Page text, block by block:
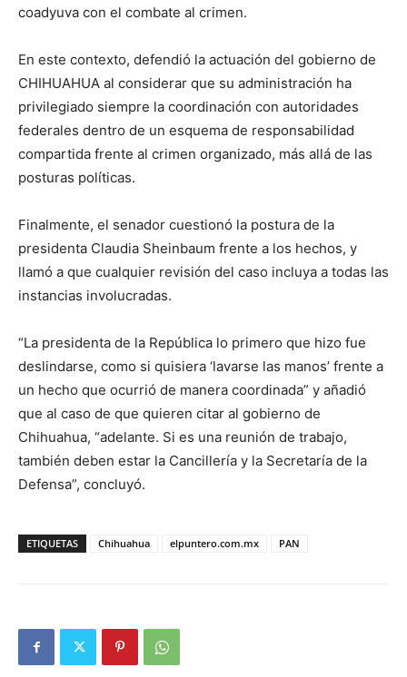
coadyuva con el combate al crimen.
En este contexto, defendió la actuación del gobierno de
CHIHUAHUA al considerar que su administración ha
privilegiado siempre la coordinación con autoridades
federales dentro de un esquema de responsabilidad
compartida frente al crimen organizado, más allá de las
posturas políticas.
Finalmente, el senador cuestionó la postura de la
presidenta Claudia Sheinbaum frente a los hechos, y
llamó a que cualquier revisión del caso incluya a todas las
instancias involucradas.
“La presidenta de la República lo primero que hizo fue
deslindarse, como si quisiera ‘lavarse las manos’ frente a
un hecho que ocurrió de manera coordinada” y añadió
que al caso de que quieren citar al gobierno de
Chihuahua, “adelante. Si es una reunión de trabajo,
también deben estar la Cancillería y la Secretaría de la
Defensa”, concluyó.
ETIQUETAS Chihuahua elpuntero.com.mx PAN